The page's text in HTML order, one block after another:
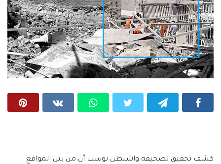
كشف تحقيق لصحيفة واشنطن بوست أن من بين المواقع